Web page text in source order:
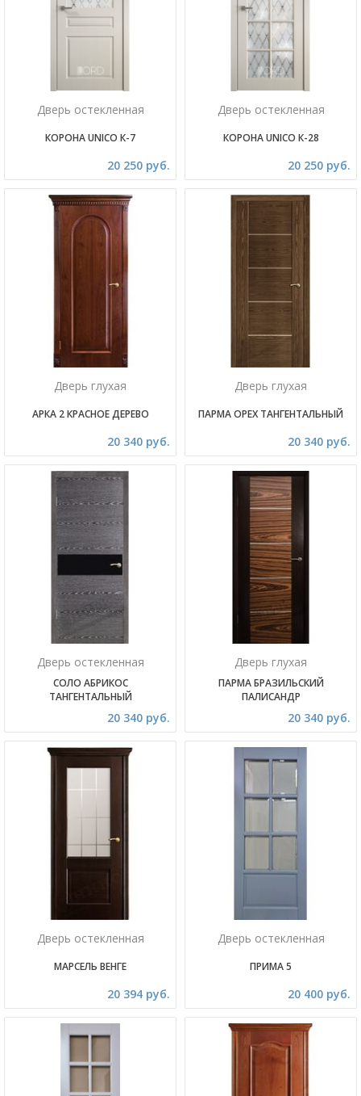
Дверь остекленная
КОРОНА UNICO К-7
20 250 руб.
Дверь остекленная
КОРОНА UNICO К-28
20 250 руб.
Дверь глухая
АРКА 2 КРАСНОЕ ДЕРЕВО
20 340 руб.
Дверь глухая
ПАРМА ОРЕХ ТАНГЕНТАЛЬНЫЙ
20 340 руб.
Дверь остекленная
СОЛО АБРИКОС
ТАНГЕНТАЛЬНЫЙ
20 340 руб.
Дверь глухая
ПАРМА БРАЗИЛЬСКИЙ
ПАЛИСАНДР
20 340 руб.
Дверь остекленная
МАРСЕЛЬ ВЕНГЕ
20 394 руб.
Дверь остекленная
ПРИМА 5
20 400 руб.